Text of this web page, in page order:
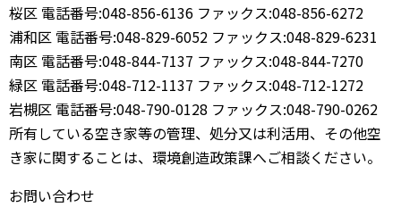
桜区 電話番号:048-856-6136 ファックス:048-856-6272
浦和区 電話番号:048-829-6052 ファックス:048-829-6231
南区 電話番号:048-844-7137 ファックス:048-844-7270
緑区 電話番号:048-712-1137 ファックス:048-712-1272
岩槻区 電話番号:048-790-0128 ファックス:048-790-0262
所有している空き家等の管理、処分又は利活用、その他空
き家に関することは、環境創造政策課へご相談ください。
お問い合わせ